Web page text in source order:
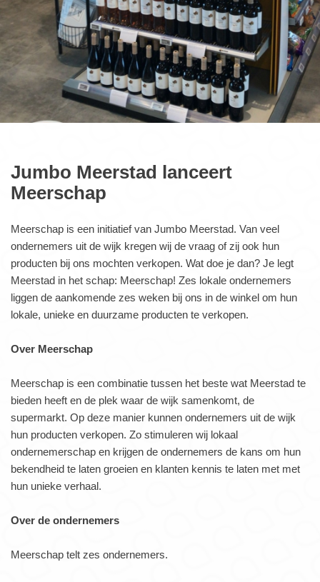
Jumbo Meerstad lanceert
Meerschap
Meerschap is een initiatief van Jumbo Meerstad. Van veel
ondernemers uit de wijk kregen wij de vraag of zij ook hun
producten bij ons mochten verkopen. Wat doe je dan? Je legt
Meerstad in het schap: Meerschap! Zes lokale ondernemers
liggen de aankomende zes weken bij ons in de winkel om hun
lokale, unieke en duurzame producten te verkopen.
Over Meerschap
Meerschap is een combinatie tussen het beste wat Meerstad te
bieden heeft en de plek waar de wijk samenkomt, de
supermarkt. Op deze manier kunnen ondernemers uit de wijk
hun producten verkopen. Zo stimuleren wij lokaal
ondernemerschap en krijgen de ondernemers de kans om hun
bekendheid te laten groeien en klanten kennis te laten met met
hun unieke verhaal.
Over de ondernemers
Meerschap telt zes ondernemers.